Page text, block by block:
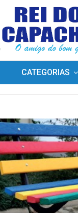
CATEGORIAS